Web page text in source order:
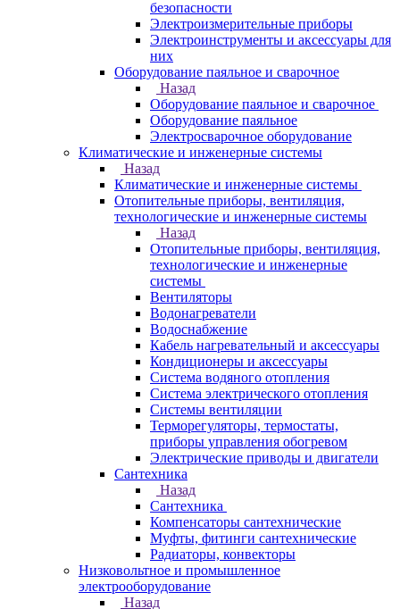
безопасности
Электроизмерительные приборы
Электроинструменты и аксессуары для
них
Оборудование паяльное и сварочное
Назад
Оборудование паяльное и сварочное
Оборудование паяльное
Электросварочное оборудование
Климатические и инженерные системы
Назад
Климатические и инженерные системы
Отопительные приборы, вентиляция,
технологические и инженерные системы
Назад
Отопительные приборы, вентиляция,
технологические и инженерные
системы
Вентиляторы
Водонагреватели
Водоснабжение
Кабель нагревательный и аксессуары
Кондиционеры и аксессуары
Система водяного отопления
Система электрического отопления
Системы вентиляции
Терморегуляторы, термостаты,
приборы управления обогревом
Электрические приводы и двигатели
Сантехника
Назад
Сантехника
Компенсаторы сантехнические
Муфты, фитинги сантехнические
Радиаторы, конвекторы
Низковольтное и промышленное
электрооборудование
Назад